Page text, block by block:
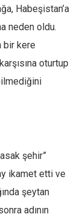
Habeşistan’a
neden oldu.
bir kere
oturtup
şehir”
ikamet etti ve
şeytan
adının